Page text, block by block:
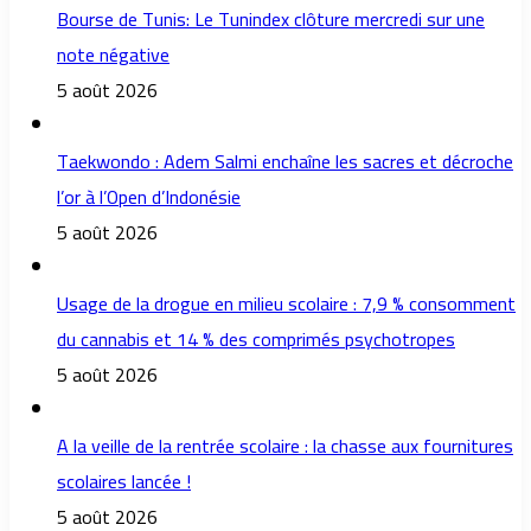
Bourse de Tunis: Le Tunindex clôture mercredi sur une
note négative
5 août 2026
Taekwondo : Adem Salmi enchaîne les sacres et décroche
l’or à l’Open d’Indonésie
5 août 2026
Usage de la drogue en milieu scolaire : 7,9 % consomment
du cannabis et 14 % des comprimés psychotropes
5 août 2026
A la veille de la rentrée scolaire : la chasse aux fournitures
scolaires lancée !
5 août 2026